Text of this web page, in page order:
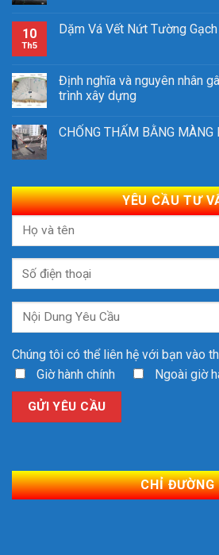
10
Th5
Dặm Vá Vết Nứt Tường
Định nghĩa và nguyên nhân
trình xây dựng
CHỐNG THẤM BẰNG MÀNG
YÊU CẦU TƯ
Chúng tôi có thể liên hệ với bạn vào
Giờ hành chính
Ngoài giờ
CHỈ ĐƯỜNG